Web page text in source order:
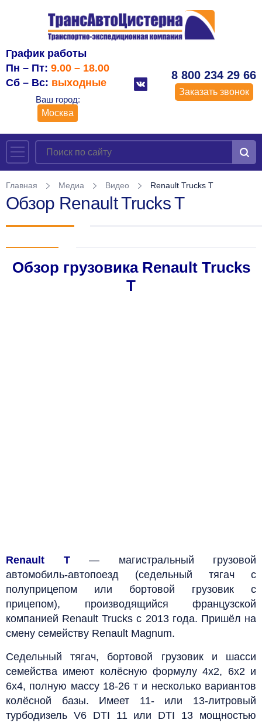
График работы
Пн – Пт: 9.00 – 18.00
Сб – Вс: выходные
Ваш город:
Москва
8 800 234 29 66
Заказать звонок
Главная Медиа Видео Renault Trucks T
Обзор Renault Trucks T
Обзор грузовика Renault Trucks
T
Renault T— магистральный грузовой
автомобиль-автопоезд (седельный тягач с
полуприцепом или бортовой грузовик с
прицепом), производящийся французской
компанией Renault Trucks с 2013 года. Пришёл на
смену семейству Renault Magnum.
Седельный тягач, бортовой грузовик и шасси
семейства имеют колёсную формулу 4х2, 6х2 и
6х4, полную массу 18-26 т и несколько вариантов
колёсной базы. Имеет 11- или 13-литровый
турбодизель V6 DTI 11 или DTI 13 мощностью